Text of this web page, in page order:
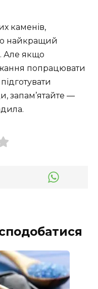
каменів,
найкращий
Але якщо
попрацювати
запам’ятайте —